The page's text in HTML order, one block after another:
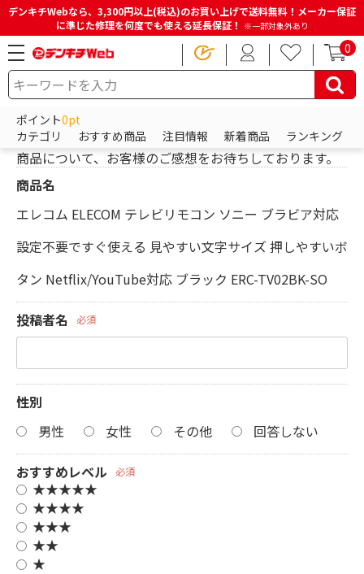
デンキチWebなら、3,300円以上(税込)のお買い上げで送料無料！メーカー保証
に準じた修理を何度でも使える延長保証！ ※一部対象外あり
0
ポイント0pt
カテゴリ
おすすめ商品 注目情報 新着商品 ランキング
HOME レビューを投稿
レビューを投稿
商品について、お客様のご感想をお待ちしております。
商品名
エレコム ELECOM テレビリモコン ソニー ブラビア対応
設定不要ですぐ使える 見やすい文字サイズ 押しやすいボ
タン Netflix/YouTube対応 ブラック ERC-TV02BK-SO
投稿者名 必須
性別
男性
女性 その他 回答しない
おすすめレベル 必須
★★★★★
★★★★
★★★
★★
★